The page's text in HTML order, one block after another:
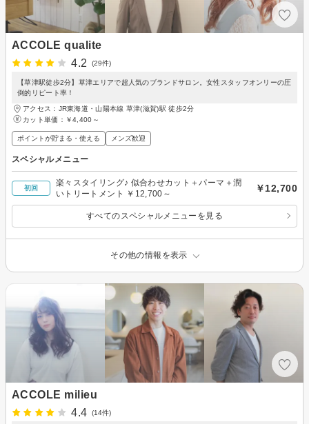
ACCOLE qualite
4.2
(29件)
【草津駅徒歩2分】草津エリアで超人気のブランドサロン。女性スタッフオンリーの圧
倒的リピート率！
アクセス：JR東海道・山陽本線 草津(滋賀)駅 徒歩2分
カット単価： ￥4,400～
ポイントが貯まる・使える メンズ歓迎
スペシャルメニュー
初回
楽々スタイリング♪ 似合わせカット＋パーマ＋潤
いトリートメント ￥12,700～
￥12,700
すべてのスペシャルメニューを見る
その他の情報を表示
ACCOLE milieu
4.4
(14件)